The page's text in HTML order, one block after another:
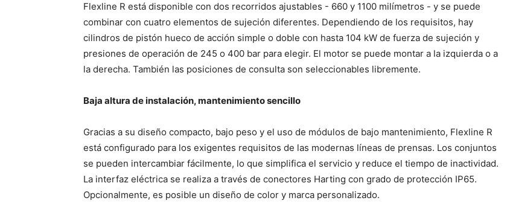
Flexline R está disponible con dos recorridos ajustables - 660 y 1100 milímetros - y se puede
combinar con cuatro elementos de sujeción diferentes. Dependiendo de los requisitos, hay
cilindros de pistón hueco de acción simple o doble con hasta 104 kW de fuerza de sujeción y
presiones de operación de 245 o 400 bar para elegir. El motor se puede montar a la izquierda o a
la derecha. También las posiciones de consulta son seleccionables libremente.
Baja altura de instalación, mantenimiento sencillo
Gracias a su diseño compacto, bajo peso y el uso de módulos de bajo mantenimiento, Flexline R
está configurado para los exigentes requisitos de las modernas líneas de prensas. Los conjuntos
se pueden intercambiar fácilmente, lo que simplifica el servicio y reduce el tiempo de inactividad.
La interfaz eléctrica se realiza a través de conectores Harting con grado de protección IP65.
Opcionalmente, es posible un diseño de color y marca personalizado.